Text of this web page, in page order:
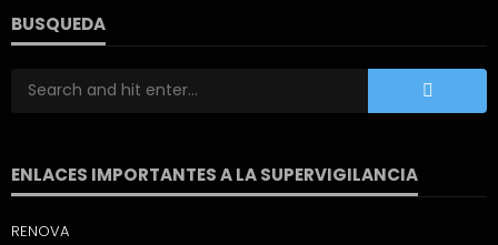
BUSQUEDA
ENLACES IMPORTANTES A LA SUPERVIGILANCIA
RENOVA